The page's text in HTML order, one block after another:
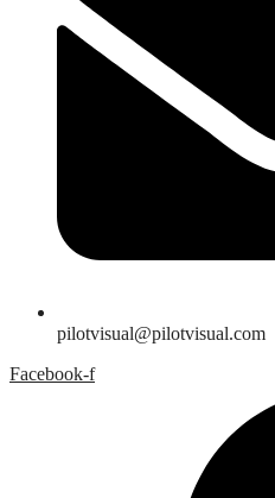
pilotvisual@pilotvisual.com
Facebook-f